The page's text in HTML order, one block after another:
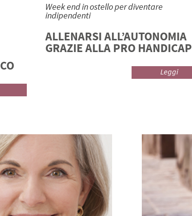
Week end in ostello per diventare
indipendenti
ALLENARSI ALL’AUTONOMIA
GRAZIE ALLA PRO HANDICAP
Leggi